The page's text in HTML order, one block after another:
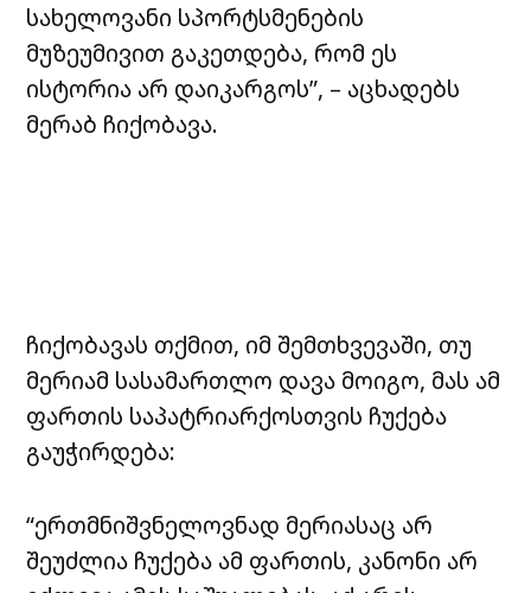
სახელოვანი სპორტსმენების
მუზეუმივით გაკეთდება, რომ ეს
ისტორია არ დაიკარგოს”, – აცხადებს
მერაბ ჩიქობავა.
ჩიქობავას თქმით, იმ შემთხვევაში, თუ
მერიამ სასამართლო დავა მოიგო, მას ამ
ფართის საპატრიარქოსთვის ჩუქება
გაუჭირდება:
“ერთმნიშვნელოვნად მერიასაც არ
შეუძლია ჩუქება ამ ფართის, კანონი არ